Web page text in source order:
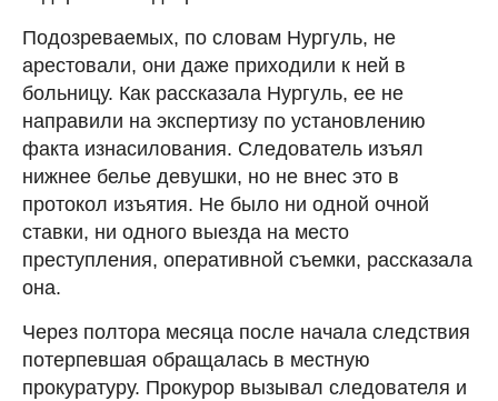
Подозреваемых, по словам Нургуль, не
арестовали, они даже приходили к ней в
больницу. Как рассказала Нургуль, ее не
направили на экспертизу по установлению
факта изнасилования. Следователь изъял
нижнее белье девушки, но не внес это в
протокол изъятия. Не было ни одной очной
ставки, ни одного выезда на место
преступления, оперативной съемки, рассказала
она.
Через полтора месяца после начала следствия
потерпевшая обращалась в местную
прокуратуру. Прокурор вызывал следователя и